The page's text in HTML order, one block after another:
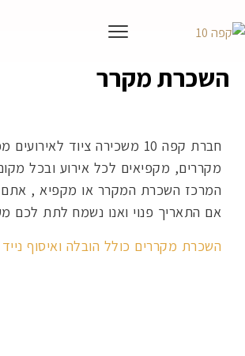
השכרת מקרר
חברת קפה 10 משכירה ציוד
מקררים, מקפיאים לכל אירוע ובכל
המרכז השכרת המקרר או מקפיא , אתם
אם התאריך פנוי ואנו נשמח לתת לכם
השכרת מקררים כולל הובלה ואיסוף נייד 0522507769